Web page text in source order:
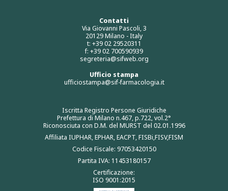
Contatti
Via Giovanni Pascoli, 3
20129 Milano - Italy
t: +39 02 29520311
f: +39 02 700590939
segreteria@sifweb.org
Ufficio stampa
ufficiostampa@sif-farmacologia.it
Iscritta Registro Persone Giuridiche
Prefettura di Milano n.467, p.722, vol.2°
Riconosciuta con D.M. del MURST del 02.01.1996
Affiliata IUPHAR, EPHAR, EACPT, FISBi,FISV,FISM
Codice Fiscale: 97053420150
Partita IVA: 11453180157
Certificazione:
ISO 9001:2015